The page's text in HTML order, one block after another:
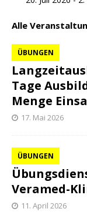
Alle
Tage
Menge
ÜBUNGEN
17. Mai 2026
Veramed-
ÜBUNGEN
11. April 2026